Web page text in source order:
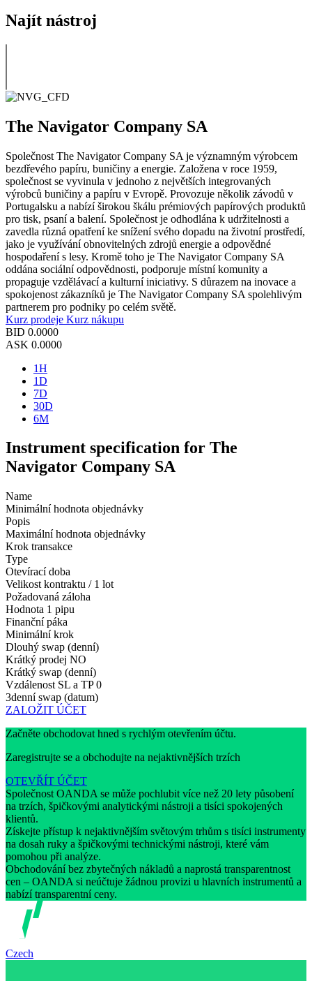
Najít nástroj
The Navigator Company SA
Společnost The Navigator Company SA je významným výrobcem
bezdřevého papíru, buničiny a energie. Založena v roce 1959,
společnost se vyvinula v jednoho z největších integrovaných
výrobců buničiny a papíru v Evropě. Provozuje několik závodů v
Portugalsku a nabízí širokou škálu prémiových papírových produktů
pro tisk, psaní a balení. Společnost je odhodlána k udržitelnosti a
zavedla různá opatření ke snížení svého dopadu na životní prostředí,
jako je využívání obnovitelných zdrojů energie a odpovědné
hospodaření s lesy. Kromě toho je The Navigator Company SA
oddána sociální odpovědnosti, podporuje místní komunity a
propaguje vzdělávací a kulturní iniciativy. S důrazem na inovace a
spokojenost zákazníků je The Navigator Company SA spolehlivým
partnerem pro podniky po celém světě.
Kurz prodeje Kurz nákupu
BID 0.0000
ASK 0.0000
1H
1D
7D
30D
6M
Instrument specification for The
Navigator Company SA
Name
Minimální hodnota objednávky
Popis
Maximální hodnota objednávky
Krok transakce
Type
Otevírací doba
Velikost kontraktu / 1 lot
Požadovaná záloha
Hodnota 1 pipu
Finanční páka
Minimální krok
Dlouhý swap (denní)
Krátký prodej NO
Krátký swap (denní)
Vzdálenost SL a TP 0
3denní swap (datum)
ZALOŽIT ÚČET
Začněte obchodovat hned s rychlým otevřením účtu.
Zaregistrujte se a obchodujte na nejaktivnějších trzích
OTEVŘÍT ÚČET
Společnost OANDA se může pochlubit více než 20 lety působení
na trzích, špičkovými analytickými nástroji a tisíci spokojených
klientů.
Získejte přístup k nejaktivnějším světovým trhům s tisíci instrumenty
na dosah ruky a špičkovými technickými nástroji, které vám
pomohou při analýze.
Obchodování bez zbytečných nákladů a naprostá transparentnost
cen – OANDA si neúčtuje žádnou provizi u hlavních instrumentů a
nabízí transparentní ceny.
Czech